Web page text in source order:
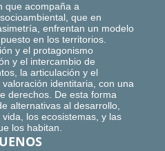
que acompaña a
que en
enfrentan un modelo
en los territorios.
y el protagonismo
y el intercambio de
la articulación y el
identitaria, con una
derechos. De esta forma
alternativas al desarrollo,
los ecosistemas, y las
los habitan.